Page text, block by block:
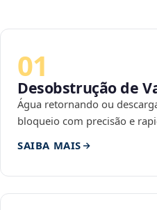
01
Desobstrução de
Água retornando ou
bloqueio com precisão e
SAIBA MAIS